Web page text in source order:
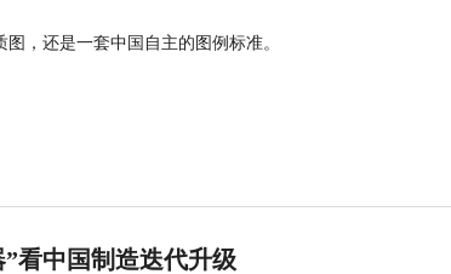
，还是一套中国自主的图例标准。
”看中国制造迭代升级